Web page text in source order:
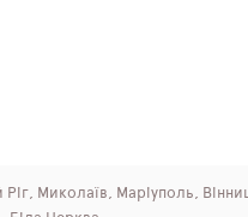
Миколаїв, Маріуполь,